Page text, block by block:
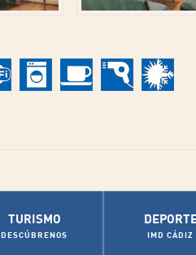
TURISMO
DESCÚBRENOS IMD CÁDIZ